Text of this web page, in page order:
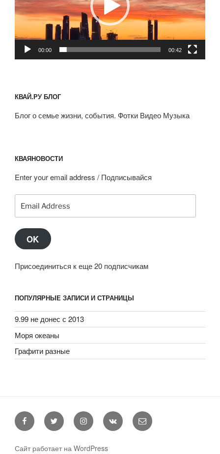
00:00 00:42
КВАЙ.РУ БЛОГ
Блог о семье жизни, события. Фотки Видео Музыка
КВАЯНОВОСТИ
Enter your email address / Подписывайся
Address
OK
Присоединиться к еще 20 подписчикам
ПОПУЛЯРНЫЕ ЗАПИСИ И СТРАНИЦЫ
9.99 не донес с 2013
Моря океаны
Графити разные
FacebookTwitter InstagramVK
E-
mail
Сайт работает на WordPress